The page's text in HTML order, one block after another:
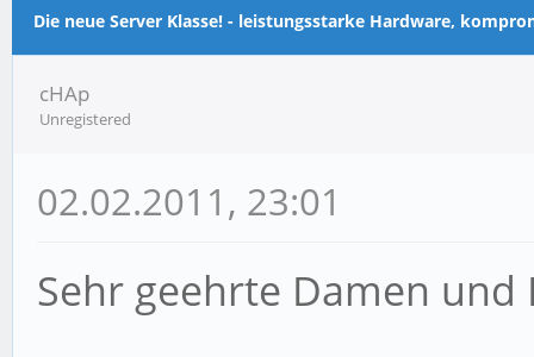
Die neue Server Klasse! - leistungsstarke Hardware,
cHAp
Unregistered
02.02.2011, 23:01
Sehr geehrte Damen und